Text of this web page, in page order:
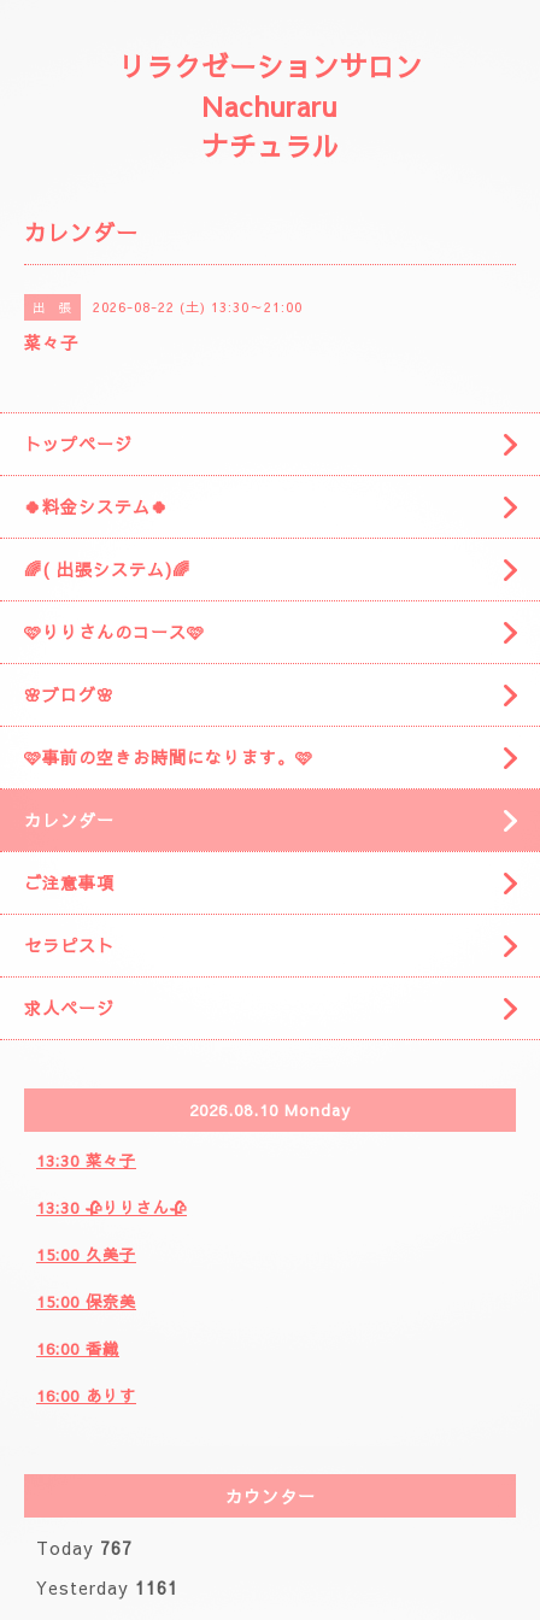
リラクゼーションサロン
Nachuraru
ナチュラル
カレンダー
出 張 2026-08-22 (土) 13:30～21:00
菜々子
トップページ
🍀料金システム🍀
🌈( 出張システム)🌈
🩷りりさんのコース🩷
🌸ブログ🌸
🩷事前の空きお時間になります。🩷
カレンダー
ご注意事項
セラピスト
求人ページ
2026.08.10 Monday
13:30 菜々子
13:30 🥀りりさん🥀
15:00 久美子
15:00 保奈美
16:00 香織
16:00 ありす
カウンター
Today 767
Yesterday 1161